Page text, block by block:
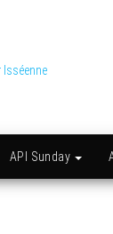
Poker
API Sunday